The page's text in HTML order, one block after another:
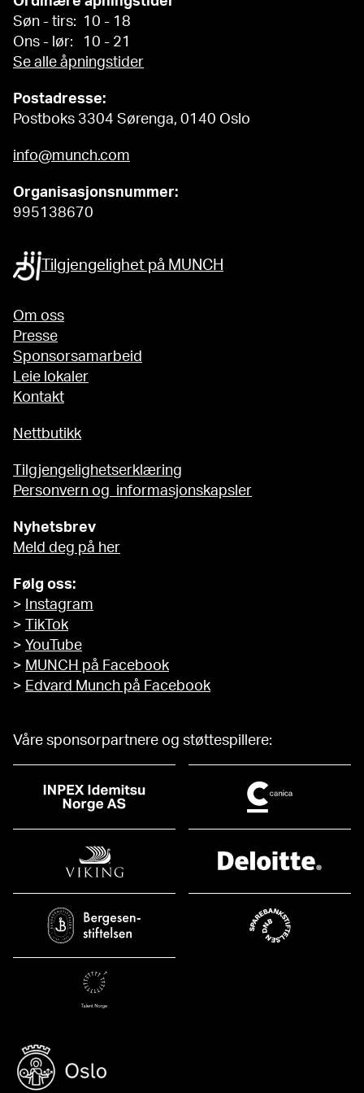
Søn - tirs: 10 - 18
Ons - lør: 10 - 21
Se alle åpningstider
Postadresse:
Postboks 3304 Sørenga, 0140 Oslo
info@munch.com
Organisasjonsnummer:
995138670
Tilgjengelighet på MUNCH
Om oss
Presse
Sponsorsamarbeid
Leie lokaler
Kontakt
Nettbutikk
Tilgjengelighetserklæring
Personvern og informasjonskapsler
Nyhetsbrev
Meld deg på her
Følg oss:
>
Instagram
>
TikTok
> YouTube
> MUNCH på Facebook
> Edvard Munch på Facebook
Våre sponsorpartnere og støttespillere: